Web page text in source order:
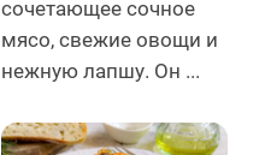
сочетающее сочное
мясо, свежие овощи и
нежную лапшу. Он ...